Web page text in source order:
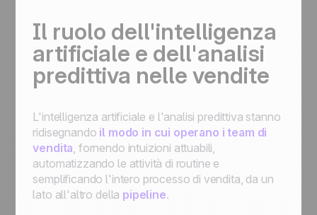
Il ruolo dell'intelligenza
artificiale e dell'analisi
predittiva nelle vendite
L'intelligenza artificiale e l'analisi predittiva stanno
ridisegnando il modo in cui operano i team di
vendita, fornendo intuizioni attuabili,
automatizzando le attività di routine e
semplificando l'intero processo di vendita, da un
lato all'altro della pipeline.